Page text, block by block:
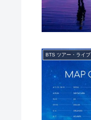
BTS ツアー・ライブ